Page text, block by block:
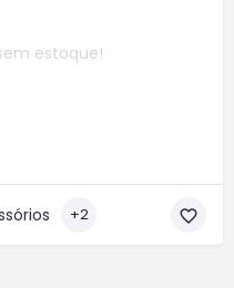
estoque!
+2